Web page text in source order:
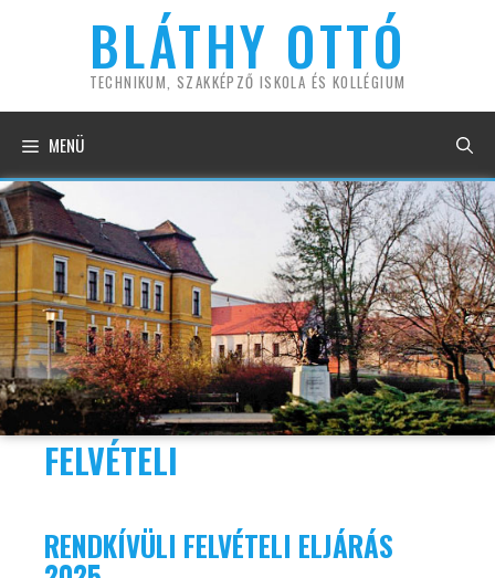
BLÁTHY OTTÓ
TECHNIKUM, SZAKKÉPZŐ ISKOLA ÉS KOLLÉGIUM
MENÜ
FELVÉTELI
RENDKÍVÜLI FELVÉTELI ELJÁRÁS